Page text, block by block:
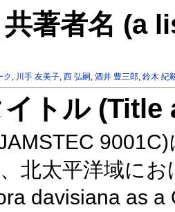
共著者名 (a
ク , 川手 友美子,西 弘嗣 ,酒井 豊三郎,鈴木 紀
イトル
北太平洋域に
davisiana as